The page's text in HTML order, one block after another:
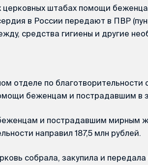
церковных штабах помощи
в России передают в ПВР
средства гигиены и другие
отделе по
беженцам и пострадавшим в
и пострадавшим мирным
направил 187,5 млн рублей.
собрала, закупила и